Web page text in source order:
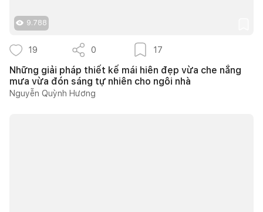
9.788
19 0 17
Những giải pháp thiết kế mái hiên đẹp vừa che nắng
mưa vừa đón sáng tự nhiên cho ngôi nhà
Nguyễn Quỳnh Hương